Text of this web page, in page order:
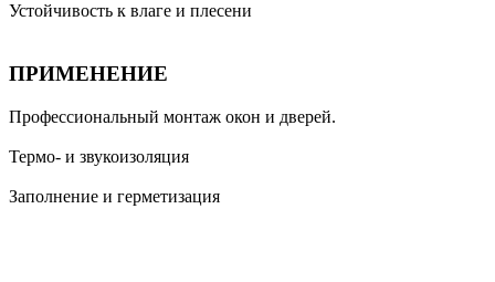
Устойчивость к влаге и плесени
ПРИМЕНЕНИЕ
Профессиональный монтаж окон и дверей.
Термо- и звукоизоляция
Заполнение и герметизация